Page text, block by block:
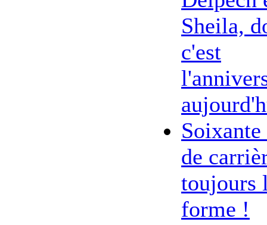
Sheila,
c'est
Soixante
de
toujours
forme !